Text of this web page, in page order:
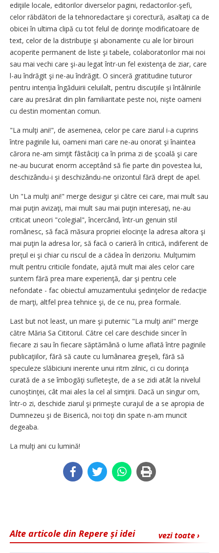
ediţiile locale, editorilor diverselor pagini, redactorilor-şefi,
celor răbdători de la tehnoredactare şi corectură, asaltaţi ca de
obicei în ultima clipă cu tot felul de dorinţe modificatoare de
text, celor de la distribuţie şi abonamente cu ale lor birouri
acoperite permanent de liste şi tabele, colaboratorilor mai noi
sau mai vechi care şi-au legat într-un fel existenţa de ziar, care
l-au îndrăgit şi ne-au îndrăgit. O sinceră gratitudine tuturor
pentru intenţia îngăduirii celuilalt, pentru discuţiile şi întâlnirile
care au presărat din plin familiaritate peste noi, nişte oameni
cu destin momentan comun.
"La mulţi ani!", de asemenea, celor pe care ziarul i-a cuprins
între paginile lui, oameni mari care ne-au onorat şi înaintea
cărora ne-am simţit fâstâciţi ca în prima zi de şcoală şi care
ne-au bucurat enorm acceptând să fie parte din povestea lui,
deschizându-i şi deschizându-ne orizontul fără drept de apel.
Un "La mulţi ani!" merge desigur şi către cei care, mai mult sau
mai puţin avizaţi, mai mult sau mai puţin interesaţi, ne-au
criticat uneori "colegial", încercând, într-un genuin stil
românesc, să facă măsura propriei elocinţe la adresa altora şi
mai puţin la adresa lor, să facă o carieră în critică, indiferent de
preţul ei şi chiar cu riscul de a cădea în derizoriu. Mulţumim
mult pentru criticile fondate, ajută mult mai ales celor care
suntem fără prea mare experienţă, dar şi pentru cele
nefondate - fac obiectul amuzamentului şedinţelor de redacţie
de marţi, altfel prea tehnice şi, de ce nu, prea formale.
Last but not least, un mare şi puternic "La mulţi ani!" merge
către Măria Sa Cititorul. Către cel care deschide sincer în
fiecare zi sau în fiecare săptămână o lume aflată între paginile
publicaţiilor, fără să caute cu lumânarea greşeli, fără să
speculeze slăbiciuni inerente unui ritm zilnic, ci cu dorinţa
curată de a se îmbogăţi sufleteşte, de a se zidi atât la nivelul
cunoştinţei, cât mai ales la cel al simţirii. Dacă un singur om,
într-o zi, deschide ziarul şi primeşte curajul de a se apropia de
Dumnezeu şi de Biserică, noi toţi din spate n-am muncit
degeaba.
La mulţi ani cu lumină!
vezi toate ›
Alte articole din Repere și idei